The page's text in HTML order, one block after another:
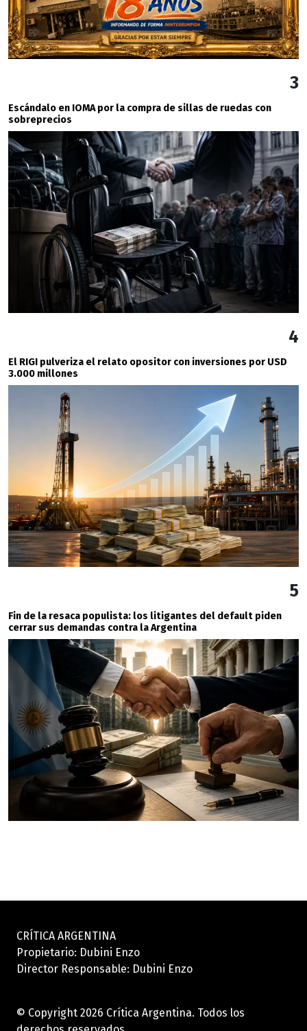
3
Escándalo en IOMA por la compra de sillas de ruedas con
sobreprecios
4
El RIGI pulveriza el relato opositor con inversiones por USD
3.000 millones
5
Fin de la resaca populista: los litigantes del default piden
cerrar sus demandas contra la Argentina
CRÍTICA ARGENTINA
Propietario: Dubini Enzo
Director Responsable: Dubini Enzo
© Copyright 2026 Crítica Argentina. Todos los